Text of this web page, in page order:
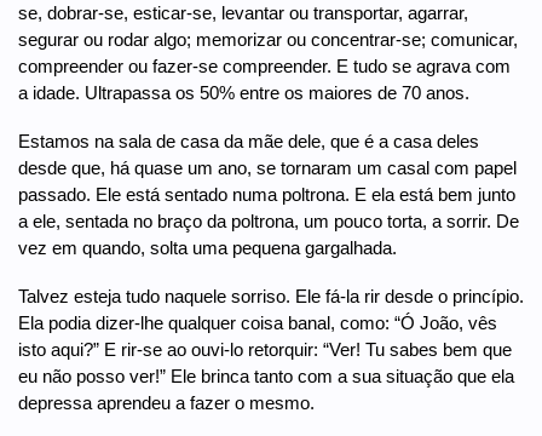
se, dobrar-se, esticar-se, levantar ou transportar, agarrar,
segurar ou rodar algo; memorizar ou concentrar-se; comunicar,
compreender ou fazer-se compreender. E tudo se agrava com
a idade. Ultrapassa os 50% entre os maiores de 70 anos.
Estamos na sala de casa da mãe dele, que é a casa deles
desde que, há quase um ano, se tornaram um casal com papel
passado. Ele está sentado numa poltrona. E ela está bem junto
a ele, sentada no braço da poltrona, um pouco torta, a sorrir. De
vez em quando, solta uma pequena gargalhada.
Talvez esteja tudo naquele sorriso. Ele fá-la rir desde o princípio.
Ela podia dizer-lhe qualquer coisa banal, como: “Ó João, vês
isto aqui?” E rir-se ao ouvi-lo retorquir: “Ver! Tu sabes bem que
eu não posso ver!” Ele brinca tanto com a sua situação que ela
depressa aprendeu a fazer o mesmo.